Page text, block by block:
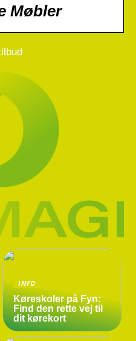
Møbler
INFO
Køreskoler på Fyn:
Find den rette vej til
dit kørekort